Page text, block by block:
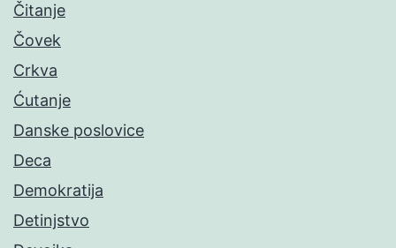
Čitanje
Čovek
Crkva
Ćutanje
Danske poslovice
Deca
Demokratija
Detinjstvo